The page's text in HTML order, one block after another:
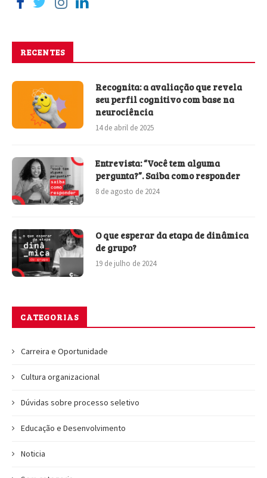
RECENTES
Recognita: a avaliação que revela
seu perfil cognitivo com base na
neurociência
14 de abril de 2025
Entrevista: “Você tem alguma
pergunta?”. Saiba como responder
8 de agosto de 2024
O que esperar da etapa de dinâmica
de grupo?
19 de julho de 2024
CATEGORIAS
Carreira e Oportunidade
Cultura organizacional
Dúvidas sobre processo seletivo
Educação e Desenvolvimento
Noticia